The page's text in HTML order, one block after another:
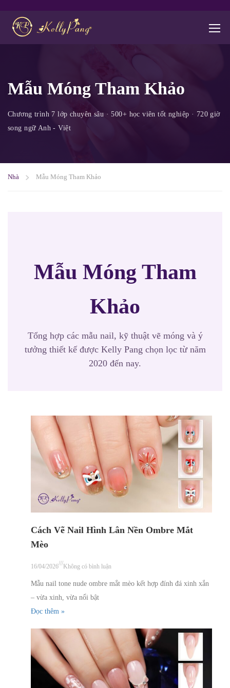
Mẫu Móng Tham Khảo
Nhà Mẫu Móng Tham Khảo
Mẫu Móng Tham
Khảo
Tổng hợp các mẫu nail, kỹ thuật vẽ móng và ý
tưởng thiết kế được Kelly Pang chọn lọc từ năm
2020 đến nay.
Cách Vẽ Nail Hình Lân Nền Ombre Mắt
Mèo
16/04/2026/// Không có bình luận
Mẫu nail tone nude ombre mắt mèo kết hợp đính đá xinh xắn
– vừa xinh, vừa nổi bật
Đọc thêm »